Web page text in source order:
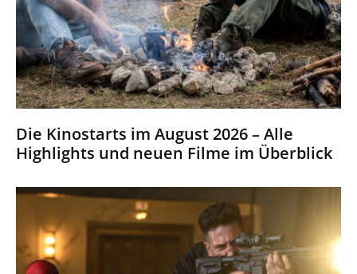
Die Kinostarts im August 2026 – Alle
Highlights und neuen Filme im Überblick